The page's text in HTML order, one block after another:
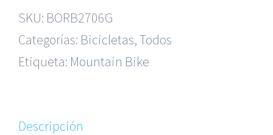
SKU: BORB2706G
Categorías: Bicicletas,Todos
Etiqueta: Mountain Bike
Descripción